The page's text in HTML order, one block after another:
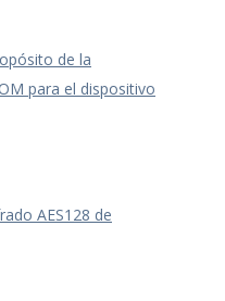
de la
para el dispositivo
AES128 de